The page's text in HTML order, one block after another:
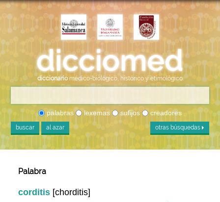
diccionario médico-biológico, histórico y etimológico
palabras lexemas sufijos creadores
buscar al azar otras búsquedas
Palabra
corditis [chorditis]